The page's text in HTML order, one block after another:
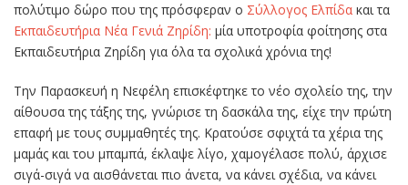
πολύτιμο δώρο που της πρόσφεραν ο Σύλλογος Ελπίδα και τα
Εκπαιδευτήρια Νέα Γενιά Ζηρίδη: μία υποτροφία φοίτησης στα
Εκπαιδευτήρια Ζηρίδη για όλα τα σχολικά χρόνια της!
Την Παρασκευή η Νεφέλη επισκέφτηκε το νέο σχολείο της, την
αίθουσα της τάξης της, γνώρισε τη δασκάλα της, είχε την πρώτη
επαφή με τους συμμαθητές της. Κρατούσε σφιχτά τα χέρια της
μαμάς και του μπαμπά, έκλαψε λίγο, χαμογέλασε πολύ, άρχισε
σιγά-σιγά να αισθάνεται πιο άνετα, να κάνει σχέδια, να κάνει